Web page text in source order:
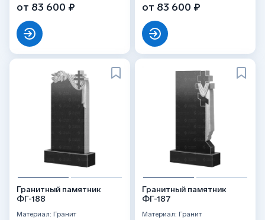
от 83 600 ₽ от 83 600 ₽
Гранитный памятник
ФГ-188
Материал: Гранит
Гранитный памятник
ФГ-187
Материал: Гранит